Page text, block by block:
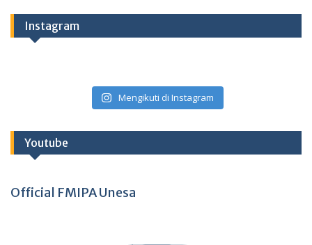
Instagram
Mengikuti di Instagram
Youtube
Official FMIPA Unesa